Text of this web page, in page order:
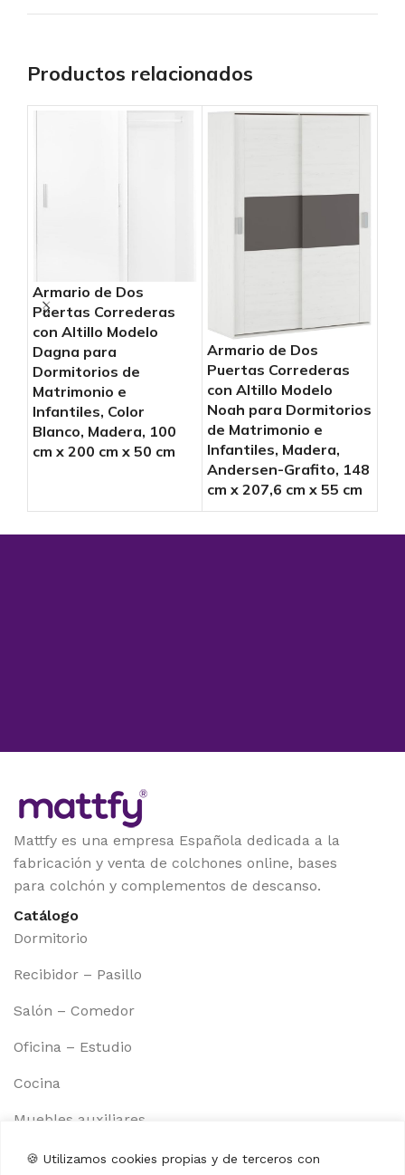
🍪 Utilizamos cookies propias y de terceros con
Productos relacionados
Armario de Dos
Puertas Correderas
con Altillo Modelo
Dagna para
Dormitorios de
Matrimonio e
Infantiles, Color
Blanco, Madera, 100
cm x 200 cm x 50 cm
Armario de Dos
Puertas Correderas
con Altillo Modelo
Noah para Dormitorios
de Matrimonio e
Infantiles, Madera,
Andersen-Grafito, 148
cm x 207,6 cm x 55 cm
Mattfy es una empresa Española dedicada a la
fabricación y venta de colchones online, bases
para colchón y complementos de descanso.
Catálogo
Dormitorio
Recibidor – Pasillo
Salón – Comedor
Oficina – Estudio
Cocina
Muebles auxiliares
Aviso legal